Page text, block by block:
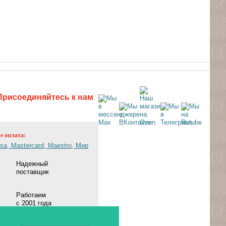
к нам
оплата:
Надежный
поставщик
Работаем
с 2001 года